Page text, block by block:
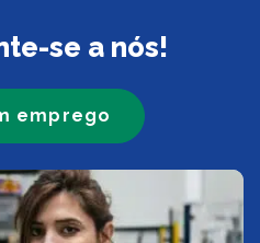
se a nós!
emprego